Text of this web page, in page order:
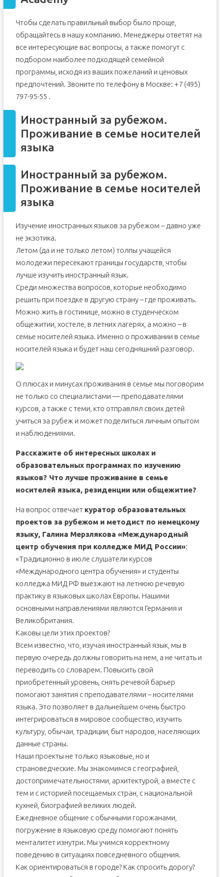
Чтобы сделать правильный выбор было проще,
обращайтесь в нашу компанию. Менеджеры ответят на
все интересующие вас вопросы, а также помогут с
подбором наиболее подходящей семейной
программы, исходя из ваших пожеланий и ценовых
предпочтений. Звоните по телефону в Москве: +7 (495)
797-95-55 .
Иностранный за рубежом.
Проживание в семье носителей
языка
Иностранный за рубежом.
Проживание в семье носителей
языка
Изучение иностранных языков за рубежом – давно уже
не экзотика.
Летом (да и не только летом) толпы учащейся
молодежи пересекают границы государств, чтобы
лучше изучить иностранный язык.
Среди множества вопросов, которые необходимо
решить при поездке в другую страну – где проживать.
Можно жить в гостинице, можно в студенческом
общежитии, хостеле, в летних лагерях, а можно – в
семье носителей языка. Именно о проживании в семье
носителей языка и будет наш сегодняшний разговор.
О плюсах и минусах проживания в семье мы поговорим
не только со специалистами — преподавателями
курсов, а также с теми, кто отправлял своих детей
учиться за рубеж и может поделиться личным опытом
и наблюдениями.
Расскажите об интересных школах и
образовательных программах по изучению
языков? Что лучше проживание в семье
носителей языка, резиденции или общежитие?
На вопрос отвечает куратор образовательных
проектов за рубежом и методист по немецкому
языку, Галина Мерзлякова «Международный
центр обучения при колледже МИД России»:
«Традиционно в июле слушатели курсов
«Международного центра обучения» и студенты
колледжа МИД РФ выезжают на летнюю речевую
практику в языковых школах Европы. Нашими
основными направлениями являются Германия и
Великобритания.
Каковы цели этих проектов?
Всем известно, что, изучая иностранный язык, мы в
первую очередь должны говорить на нем, а не читать и
переводить со словарем. Повысить свой
приобретенный уровень, снять речевой барьер
помогают занятия с преподавателями – носителями
языка. Это позволяет в дальнейшем очень быстро
интегрироваться в мировое сообщество, изучить
культуру, обычаи, традиции, быт народов, населяющих
данные страны.
Наши проекты не только языковые, но и
страноведческие. Мы знакомимся с географией,
достопримечательностями, архитектурой, а вместе с
тем и с историей посещаемых стран, с национальной
кухней, биографией великих людей.
Ежедневное общение с обычными горожанами,
погружение в языковую среду помогают понять
менталитет изнутри. Мы учимся корректному
поведению в ситуациях повседневного общения.
Как ориентироваться в городе? Как спросить дорогу?